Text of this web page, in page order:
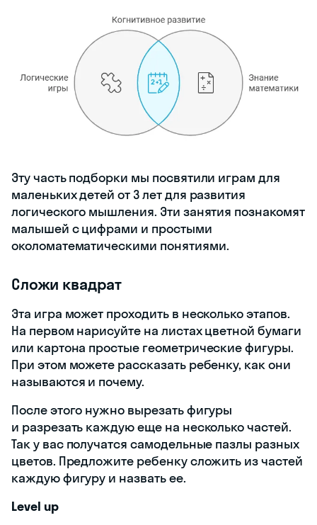
Эту часть подборки мы посвятили играм для
маленьких детей от 3 лет для развития
логического мышления. Эти занятия познакомят
малышей с цифрами и простыми
околоматематическими понятиями.
Сложи квадрат
Эта игра может проходить в несколько этапов.
На первом нарисуйте на листах цветной бумаги
или картона простые геометрические фигуры.
При этом можете рассказать ребенку, как они
называются и почему.
После этого нужно вырезать фигуры
и разрезать каждую еще на несколько частей.
Так у вас получатся самодельные пазлы разных
цветов. Предложите ребенку сложить из частей
каждую фигуру и назвать ее.
Level up